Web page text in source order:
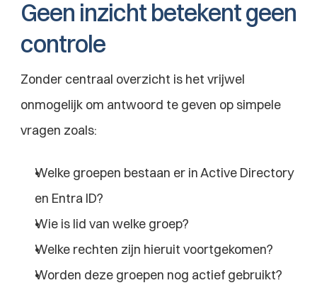
Geen inzicht betekent geen
controle
Zonder centraal overzicht is het vrijwel
onmogelijk om antwoord te geven op simpele
vragen zoals:
Welke groepen bestaan er in Active Directory
en Entra ID?
Wie is lid van welke groep?
Welke rechten zijn hieruit voortgekomen?
Worden deze groepen nog actief gebruikt?